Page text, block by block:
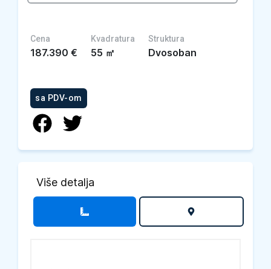
Cena
187.390 €
Kvadratura
55 ㎡
Struktura
Dvosoban
sa PDV-om
Više detalja